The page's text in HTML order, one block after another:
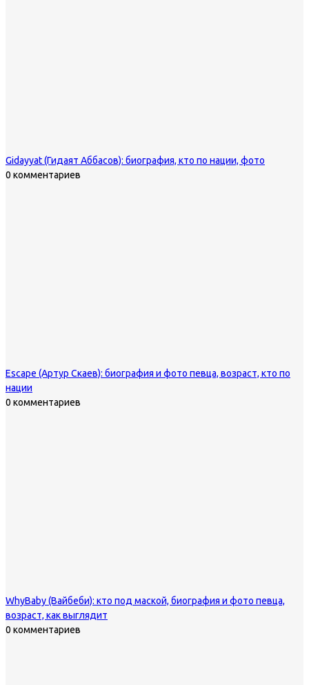
Gidayyat (Гидаят Аббасов): биография, кто по нации, фото
0 комментариев
Escape (Артур Скаев): биография и фото певца, возраст, кто по
нации
0 комментариев
WhyBaby (Вайбеби): кто под маской, биография и фото певца,
возраст, как выглядит
0 комментариев